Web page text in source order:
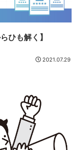
ひも解く】
2021.07.29